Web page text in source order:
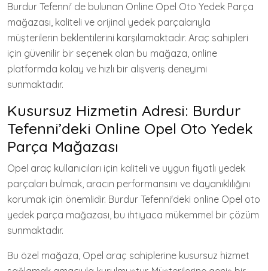
Burdur Tefenni' de bulunan Online Opel Oto Yedek Parça
mağazası, kaliteli ve orijinal yedek parçalarıyla
müşterilerin beklentilerini karşılamaktadır. Araç sahipleri
için güvenilir bir seçenek olan bu mağaza, online
platformda kolay ve hızlı bir alışveriş deneyimi
sunmaktadır.
Kusursuz Hizmetin Adresi: Burdur
Tefenni’deki Online Opel Oto Yedek
Parça Mağazası
Opel araç kullanıcıları için kaliteli ve uygun fiyatlı yedek
parçaları bulmak, aracın performansını ve dayanıklılığını
korumak için önemlidir. Burdur Tefenni'deki online Opel oto
yedek parça mağazası, bu ihtiyaca mükemmel bir çözüm
sunmaktadır.
Bu özel mağaza, Opel araç sahiplerine kusursuz hizmet